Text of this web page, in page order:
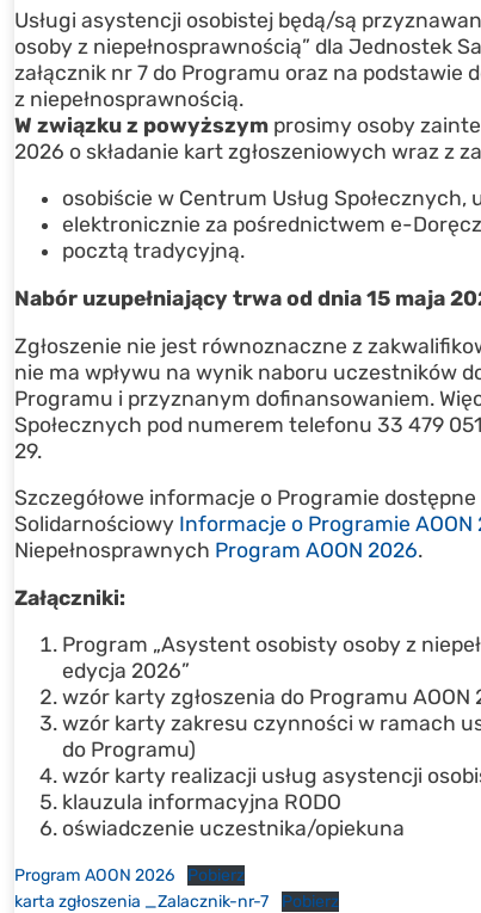
Usługi asystencji osobistej będą/są
osoby z niepełnosprawnością” dla Jednostek
załącznik nr 7 do Programu oraz na
z niepełnosprawnością.
W związku z powyższym prosimy osoby
2026 o składanie kart zgłoszeniowych wraz z
osobiście w Centrum Usług Społecznych,
elektronicznie za pośrednictwem e-
pocztą tradycyjną.
Nabór uzupełniający trwa od dnia 15 maja
Zgłoszenie nie jest równoznaczne z
nie ma wpływu na wynik naboru uczestników
Programu i przyznanym dofinansowaniem.
Społecznych pod numerem telefonu 33 479
29.
Szczegółowe informacje o Programie
Solidarnościowy Informacje o Programie AOON
Niepełnosprawnych Program AOON 2026.
Załączniki:
Program „Asystent osobisty osoby z
edycja 2026”
wzór karty zgłoszenia do Programu
wzór karty zakresu czynności w ramach
do Programu)
wzór karty realizacji usług asystencji
klauzula informacyjna RODO
oświadczenie uczestnika/opiekuna
Program AOON 2026
Pobierz
karta zgłoszenia _Zalacznik-nr-7
Pobierz